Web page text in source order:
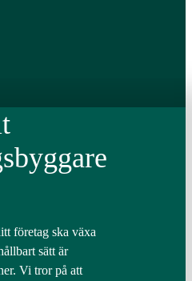
företag ska växa
sätt är
Vi tror på att